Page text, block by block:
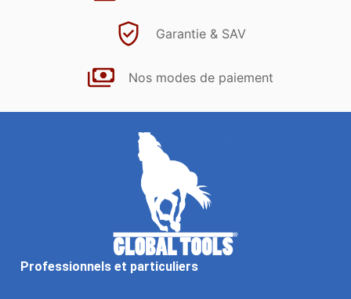
Garantie & SAV
Nos modes de paiement
Professionnels et particuliers